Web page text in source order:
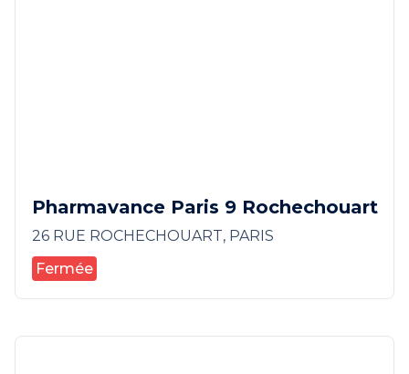
Pharmavance Paris 9 Rochechouart
26 RUE ROCHECHOUART, PARIS
Fermée